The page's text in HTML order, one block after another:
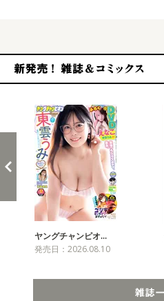
ヤングチャンピオ…
発売日：2026.08.10